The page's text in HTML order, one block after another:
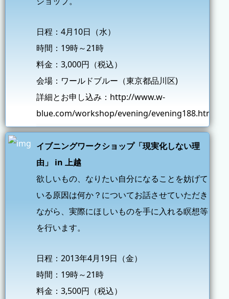
日程：4月10日（水）
時間：19時～21時
料金：3,000円（税込）
会場：ワールドブルー（東京都品川区)
詳細とお申し込み： http://www.w-
blue.com/workshop/evening/evening188.html
イブニングワークショップ「現実化しない理
由」 in 上越
欲しいもの、なりたい自分になることを妨げて
いる原因は何か？についてお話させていただき
ながら、実際にほしいものを手に入れる瞑想等
を行います。
日程：2013年4月19日（金）
時間：19時～21時
料金：3,500円（税込）